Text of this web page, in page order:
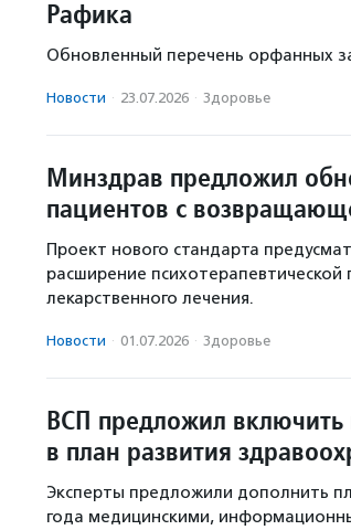
Рафика
Обновленный перечень орфанных
Новости · 23.07.2026 · Здоровье
Минздрав предложил
пациентов с
Проект нового стандарта
расширение
лекарственного лечения.
Новости · 01.07.2026 · Здоровье
ВСП предложил
в план развития
Эксперты предложили дополнить
года медицинскими,